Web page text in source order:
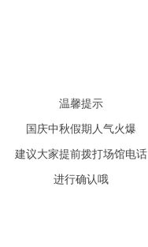
温馨提示
国庆中秋假期人气火爆
建议大家提前拨打场馆电话
进行确认哦